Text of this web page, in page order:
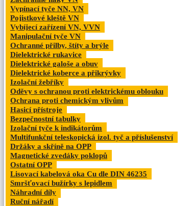
Vypínací tyče NN, VN
Pojistkové kleště VN
Vybíjecí zařízení VN, VVN
Manipulační tyče VN
Ochranné přilby, štíty a brýle
Dielektrické rukavice
Dielektrické galoše a obuv
Dielektrické koberce a přikrývky
Izolační žebříky
Oděvy s ochranou proti elektrickému oblouku
Ochrana proti chemickým vlivům
Hasicí přístroje
Bezpečnostní tabulky
Izolační tyče k indikátorům
Multifunkční teleskopická izol. tyč a příslušenství
Držáky a skříně na OPP
Magnetické zvedáky poklopů
Ostatní OPP
Lisovací kabelová oka Cu dle DIN 46235
Smršťovací bužírky s lepidlem
Náhradní díly
Ruční nářadí